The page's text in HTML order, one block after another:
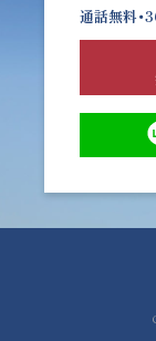
通話無料・